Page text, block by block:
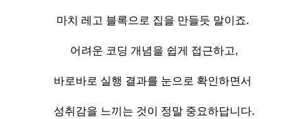
마치 레고 블록으로 집을 만들듯 말이죠.
어려운 코딩 개념을 쉽게 접근하고,
바로바로 실행 결과를 눈으로 확인하면서
성취감을 느끼는 것이 정말 중요하답니다.